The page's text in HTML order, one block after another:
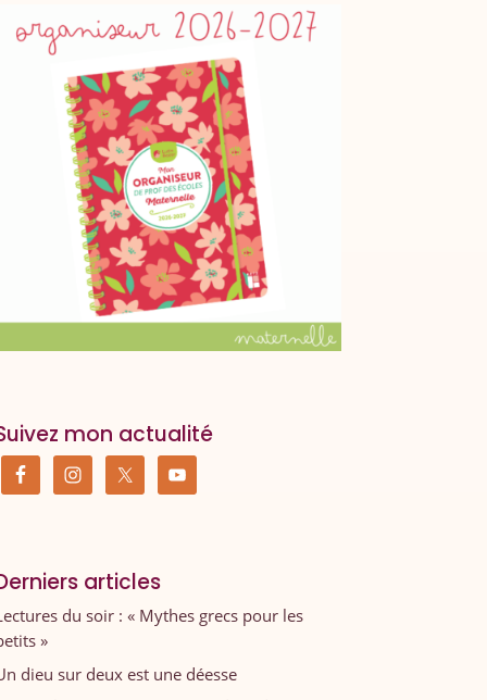
mon actualité
articles
du soir : « Mythes grecs pour les
»
dieu sur deux est une déesse